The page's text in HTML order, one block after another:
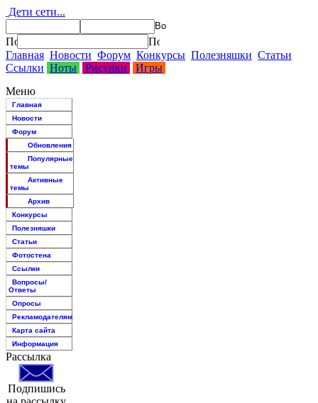
Дети сети...
Главная Новости Форум Конкурсы Полезняшки Статьи
Ссылки Ноты Рисунки
Игры
Меню
Главная
Новости
Форум
Обновления
Популярные
темы
Активные
темы
Архив
Конкурсы
Полезняшки
Статьи
Фотостена
Ссылки
Вопросы/
Ответы
Опросы
Рекламодателям
Карта сайта
Информация
Рассылка
Подпишись